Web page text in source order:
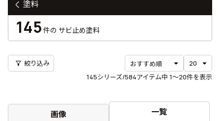
145シリーズ/584アイテム中 1〜20件を表示
filter_alt 絞り込み
画像 一覧
塗料
145 件の サビ止め塗料